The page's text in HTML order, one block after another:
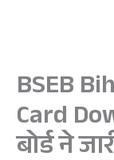
BSEB
Card
बोर्ड ने